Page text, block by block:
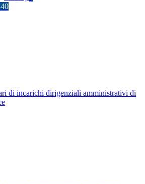
di incarichi dirigenziali amministrativi di